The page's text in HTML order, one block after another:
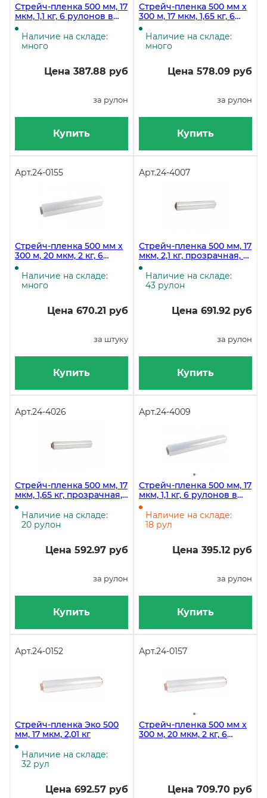
Стрейч-пленка 500 мм, 17
мкм, 1,1 кг, 6 рулонов в
коробке
Наличие на складе:
много
Цена 387.88 руб
за рулон
Купить
Стрейч-пленка 500 мм х
300 м, 17 мкм, 1,65 кг, 6
рулонов в коробке
Наличие на складе:
много
Цена 578.09 руб
за рулон
Купить
Арт.24-0155
Стрейч-пленка 500 мм х
300 м, 20 мкм, 2 кг, 6
рулонов
Наличие на складе:
много
Цена 670.21 руб
за штуку
Купить
Арт.24-4007
Стрейч-пленка 500 мм, 17
мкм, 2,1 кг, прозрачная, 6
рулонов
Наличие на складе:
43 рулон
Цена 691.92 руб
за рулон
Купить
Арт.24-4026
Стрейч-пленка 500 мм, 17
мкм, 1,65 кг, прозрачная,
6 рулонов
Наличие на складе:
20 рулон
Цена 592.97 руб
за рулон
Купить
Арт.24-4009
Стрейч-пленка 500 мм, 17
мкм, 1,1 кг, 6 рулонов в
коробке
Наличие на складе:
18 рул
Цена 395.12 руб
за рулон
Купить
Арт.24-0152
Стрейч-пленка Эко 500
мм, 17 мкм, 2,01 кг
Наличие на складе:
32 рул
Цена 692.57 руб
Арт.24-0157
Стрейч-пленка 500 мм х
300 м, 20 мкм, 2 кг, 6
Цена 709.70 руб